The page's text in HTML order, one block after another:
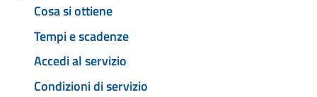
Cosa si ottiene
Tempi e scadenze
Accedi al servizio
Condizioni di servizio